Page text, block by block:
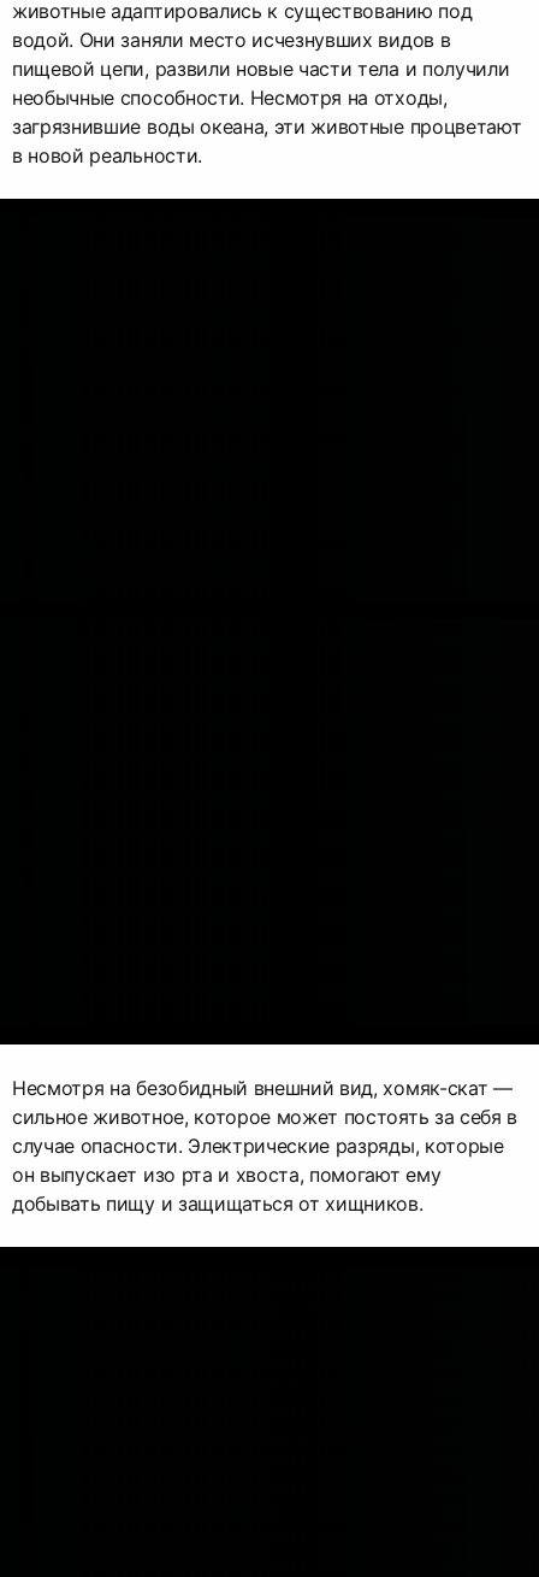
животные адаптировались к существованию под
водой. Они заняли место исчезнувших видов в
пищевой цепи, развили новые части тела и получили
необычные способности. Несмотря на отходы,
загрязнившие воды океана, эти животные процветают
в новой реальности.
Несмотря на безобидный внешний вид, хомяк-скат —
сильное животное, которое может постоять за себя в
случае опасности. Электрические разряды, которые
он выпускает изо рта и хвоста, помогают ему
добывать пищу и защищаться от хищников.